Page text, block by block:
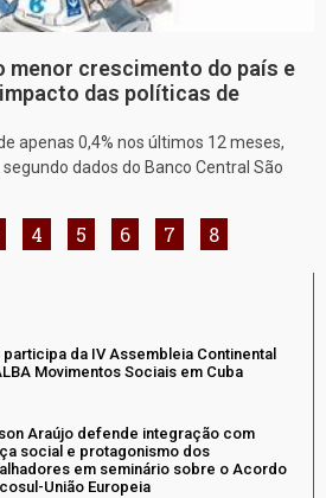
menor crescimento do país e
das políticas de
apenas 0,4% nos últimos 12 meses,
dados do Banco Central São
4 5 6 7 8
participa da IV Assembleia Continental
Movimentos Sociais em Cuba
Araújo defende integração com
social e protagonismo dos
em seminário sobre o Acordo
União Europeia